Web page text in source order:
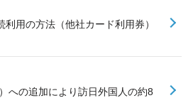
用の方法（他社カード利用券）
への追加により訪日外国人の約8